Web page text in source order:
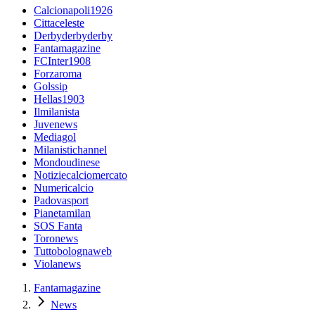
Calcionapoli1926
Cittaceleste
Derbyderbyderby
Fantamagazine
FCInter1908
Forzaroma
Golssip
Hellas1903
Ilmilanista
Juvenews
Mediagol
Milanistichannel
Mondoudinese
Notiziecalciomercato
Numericalcio
Padovasport
Pianetamilan
SOS Fanta
Toronews
Tuttobolognaweb
Violanews
Fantamagazine
News